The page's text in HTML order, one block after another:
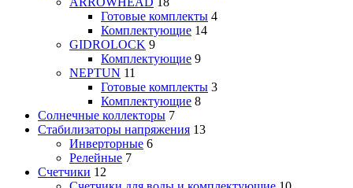
Готовые комплекты 4
Комплектующие 14
GIDROLOCK 9
Комплектующие 9
NEPTUN 11
Готовые комплекты 3
Комплектующие 8
Солнечные коллекторы 7
Стабилизаторы напряжения 13
Инверторные 6
Релейные 7
Счетчики 12